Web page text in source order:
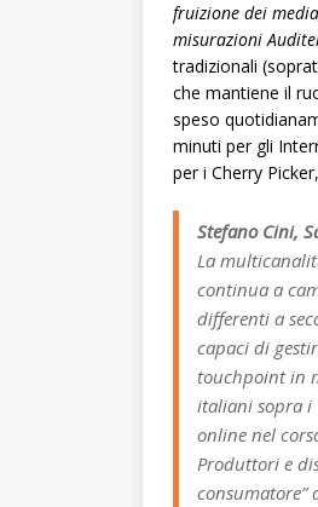
fruizione dei
misurazioni
tradizionali
che mantiene il
speso
minuti per gli
per i Cherry
Stefano Cini,
La
continua a
differenti a
capaci di
touchpoint in
italiani sopra i
online nel
Produttori e
consumatore”